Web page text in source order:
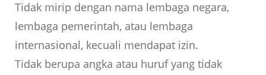
Tidak mirip dengan nama lembaga negara,
lembaga pemerintah, atau lembaga
internasional, kecuali mendapat izin.
Tidak berupa angka atau huruf yang tidak